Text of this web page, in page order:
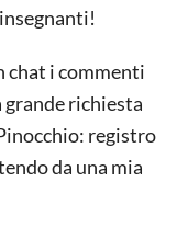
chat i commenti
grande richiesta
registro
da una mia